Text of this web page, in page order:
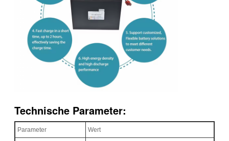
Technische Parameter:
Parameter
Wert